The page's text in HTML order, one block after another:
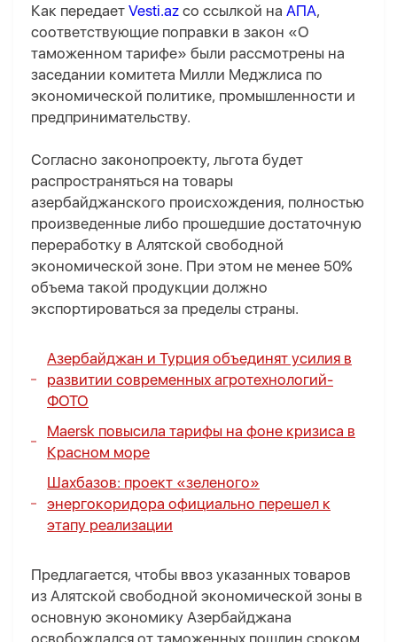
Как передает Vesti.az со ссылкой на АПА,
соответствующие поправки в закон «О
таможенном тарифе» были рассмотрены на
заседании комитета Милли Меджлиса по
экономической политике, промышленности и
предпринимательству.
Согласно законопроекту, льгота будет
распространяться на товары
азербайджанского происхождения, полностью
произведенные либо прошедшие достаточную
переработку в Алятской свободной
экономической зоне. При этом не менее 50%
объема такой продукции должно
экспортироваться за пределы страны.
Азербайджан и Турция объединят усилия в
развитии современных агротехнологий-
ФОТО
Maersk повысила тарифы на фоне кризиса в
Красном море
Шахбазов: проект «зеленого»
энергокоридора официально перешел к
этапу реализации
Предлагается, чтобы ввоз указанных товаров
из Алятской свободной экономической зоны в
основную экономику Азербайджана